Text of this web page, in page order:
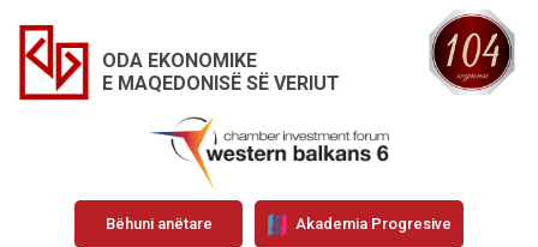
ODA EKONOMIKE
E MAQEDONISË SË VERIUT
Bëhuni anëtare Akademia Progresive